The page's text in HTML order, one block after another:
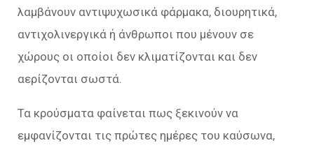
λαμβάνουν αντιψυχωσικά φάρμακα, διουρητικά,
αντιχολινεργικά ή άνθρωποι που μένουν σε
χώρους οι οποίοι δεν κλιματίζονται και δεν
αερίζονται σωστά.
Τα κρούσματα φαίνεται πως ξεκινούν να
εμφανίζονται τις πρώτες ημέρες του καύσωνα,